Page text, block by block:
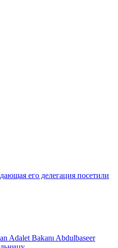
его делегация посетили
Adalet Bakanı Abdulbaseer